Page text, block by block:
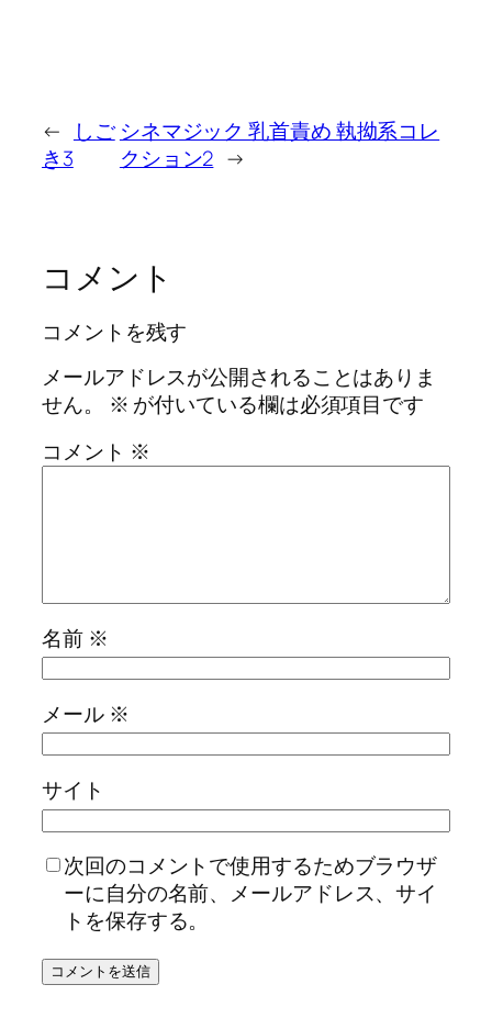
←
しご
き3
シネマジック 乳首責め 執拗系コレ
クション2 →
コメント
コメントを残す
メールアドレスが公開されることはありま
せん。
※ が付いている欄は必須項目です
コメント ※
名前 ※
メール ※
サイト
次回のコメントで使用するためブラウザ
ーに自分の名前、メールアドレス、サイ
トを保存する。